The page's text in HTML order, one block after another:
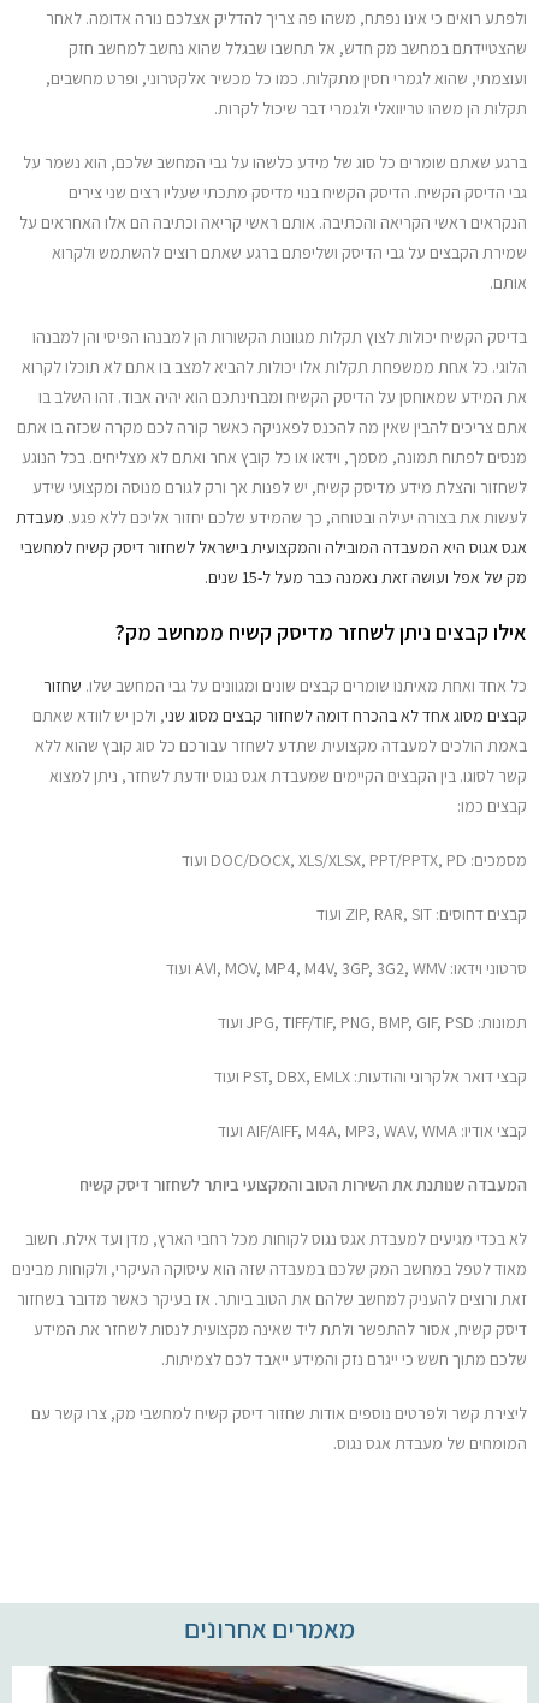
שירות תיקונים למכשירי אפל
מדריכים
יצירת קשר
ולפתע רואים כי אינו נפתח, משהו פה צריך להדליק אצלכם נורה אדומה. לאחר
שהצטיידתם במחשב מק חדש, אל תחשבו שבגלל שהוא נחשב למחשב חזק
ועוצמתי, שהוא לגמרי חסין מתקלות. כמו כל מכשיר אלקטרוני, ופרט מחשבים,
תקלות הן משהו טריוואלי ולגמרי דבר שיכול לקרות.
ברגע שאתם שומרים כל סוג של מידע כלשהו על גבי המחשב שלכם, הוא נשמר על
גבי הדיסק הקשיח. הדיסק הקשיח בנוי מדיסק מתכתי שעליו רצים שני צירים
הנקראים ראשי הקריאה והכתיבה. אותם ראשי קריאה וכתיבה הם אלו האחראים על
שמירת הקבצים על גבי הדיסק ושליפתם ברגע שאתם רוצים להשתמש ולקרוא
אותם.
בדיסק הקשיח יכולות לצוץ תקלות מגוונות הקשורות הן למבנהו הפיסי והן למבנהו
הלוגי. כל אחת ממשפחת תקלות אלו יכולות להביא למצב בו אתם לא תוכלו לקרוא
את המידע שמאוחסן על הדיסק הקשיח ומבחינתכם הוא יהיה אבוד. זהו השלב בו
אתם צריכים להבין שאין מה להכנס לפאניקה כאשר קורה לכם מקרה שכזה בו אתם
מנסים לפתוח תמונה, מסמך, וידאו או כל קובץ אחר ואתם לא מצליחים. בכל הנוגע
לשחזור והצלת מידע מדיסק קשיח, יש לפנות אך ורק לגורם מנוסה ומקצועי שידע
לעשות את בצורה יעילה ובטוחה, כך שהמידע שלכם יחזור אליכם ללא פגע. מעבדת
אגס אגוס היא המעבדה המובילה והמקצועית בישראל לשחזור דיסק קשיח למחשבי
מק של אפל ועושה זאת נאמנה כבר מעל ל-15 שנים.
אילו קבצים ניתן לשחזר מדיסק קשיח ממחשב מק?
כל אחד ואחת מאיתנו שומרים קבצים שונים ומגוונים על גבי המחשב שלו. שחזור
קבצים מסוג אחד לא בהכרח דומה לשחזור קבצים מסוג שני, ולכן יש לוודא שאתם
באמת הולכים למעבדה מקצועית שתדע לשחזר עבורכם כל סוג קובץ שהוא ללא
קשר לסוגו. בין הקבצים הקיימים שמעבדת אגס נגוס יודעת לשחזר, ניתן למצוא
קבצים כמו:
מסמכים: DOC/DOCX, XLS/XLSX, PPT/PPTX, PD ועוד
קבצים דחוסים: ZIP, RAR, SIT ועוד
סרטוני וידאו: AVI, MOV, MP4, M4V, 3GP, 3G2, WMV ועוד
תמונות: JPG, TIFF/TIF, PNG, BMP, GIF, PSD ועוד
קבצי דואר אלקרוני והודעות: PST, DBX, EMLX ועוד
קבצי אודיו: AIF/AIFF, M4A, MP3, WAV, WMA ועוד
המעבדה שנותנת את השירות הטוב והמקצועי ביותר לשחזור דיסק קשיח
לא בכדי מגיעים למעבדת אגס נגוס לקוחות מכל רחבי הארץ, מדן ועד אילת. חשוב
מאוד לטפל במחשב המק שלכם במעבדה שזה הוא עיסוקה העיקרי, ולקוחות מבינים
זאת ורוצים להעניק למחשב שלהם את הטוב ביותר. אז בעיקר כאשר מדובר בשחזור
דיסק קשיח, אסור להתפשר ולתת ליד שאינה מקצועית לנסות לשחזר את המידע
שלכם מתוך חשש כי ייגרם נזק והמידע ייאבד לכם לצמיתות.
ליצירת קשר ולפרטים נוספים אודות שחזור דיסק קשיח למחשבי מק, צרו קשר עם
המומחים של מעבדת אגס נגוס.
מאמרים אחרונים